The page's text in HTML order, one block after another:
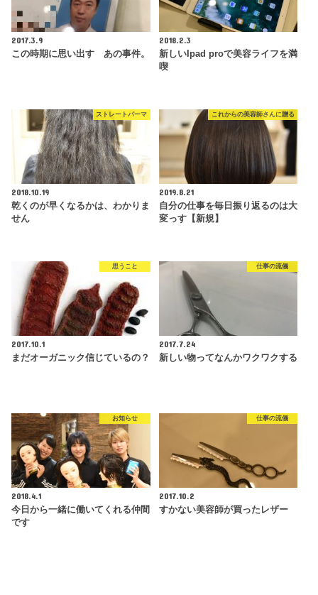
2017.3.9
この時期に思い出す あの事件。
2018.2.3
新しいIpad proで美容ライフを満
喫
ストレートパーマ
2018.10.19
乾くのが早くなるかは、わかりま
せん
これからの美容師さんに贈る
2019.8.21
自分の仕事を毎日振り返るのは大
変っす【新規】
思うこと
2017.10.1
まだオーガニック信じているの？
仕事の流儀
2017.7.24
新しい物ってなんかワクワクする
お知らせ
2018.4.1
今日から一緒に働いてくれる仲間
です
仕事の流儀
2017.10.2
すかない美容師が買ったレザー